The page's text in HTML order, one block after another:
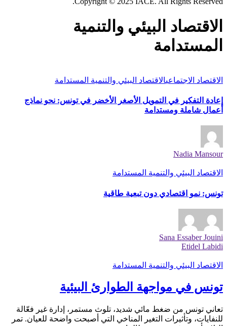
الاقتصاد البيئي والتنمية
المستدامة
الاقتصاد الاجتماعيالاقتصاد البيئي والتنمية المستدامة
إعادة التفكير في التمويل الأصغر الأخضر في تونس: نحو نماذج
أعمال شاملة ومستدامة
Nadia Mansour
الاقتصاد البيئي والتنمية المستدامة
تونس: نمو اقتصادي دون تبعية طاقية
Sana Essaber Jouini
Etidel Labidi
الاقتصاد البيئي والتنمية المستدامة
تونس في مواجهة الطوارئ البيئية
تعاني تونس من ضغط مائي شديد، تلوث مستمر، إدارة غير فعّالة
للنفايات، وتأثيرات التغير المناخي التي أصبحت واضحة للعيان. تمر